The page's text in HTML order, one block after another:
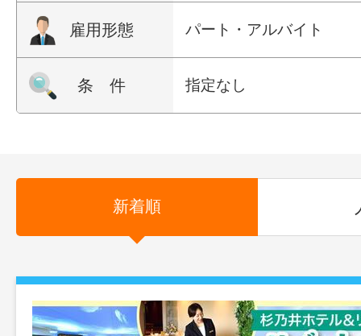
雇用形態 パート・アルバイト
条 件 指定なし
新着順